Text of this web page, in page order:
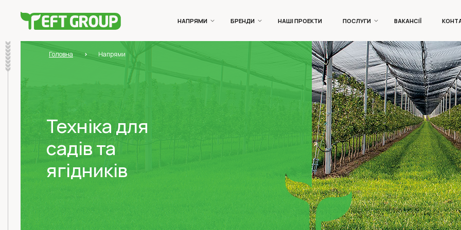
НАПРЯМИ БРЕНДИ НАШІ ПРОЕКТИ ПОСЛУГИ ВАКАНСІЇ
Головна Напрями
Техніка для
садів та
ягідників